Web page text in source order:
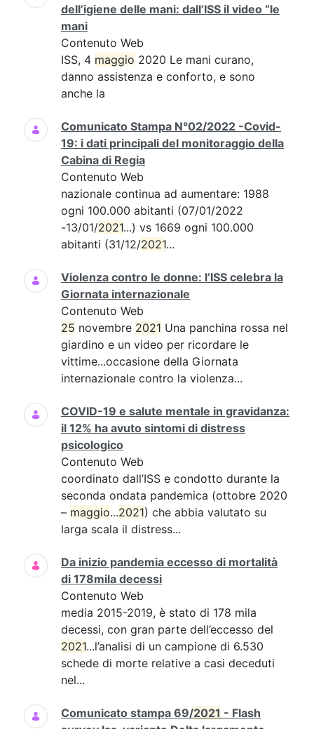
dell’igiene delle mani: dall’ISS il video “le
mani
Contenuto Web
ISS, 4 maggio 2020 Le mani curano,
danno assistenza e conforto, e sono
anche la
Comunicato Stampa N°02/2022 -Covid-
19: i dati principali del monitoraggio della
Cabina di Regia
Contenuto Web
nazionale continua ad aumentare: 1988
ogni 100.000 abitanti (07/01/2022
-13/01/2021...) vs 1669 ogni 100.000
abitanti (31/12/2021...
Violenza contro le donne: l’ISS celebra la
Giornata internazionale
Contenuto Web
25 novembre 2021 Una panchina rossa nel
giardino e un video per ricordare le
vittime...occasione della Giornata
internazionale contro la violenza...
COVID-19 e salute mentale in gravidanza:
il 12% ha avuto sintomi di distress
psicologico
Contenuto Web
coordinato dall’ISS e condotto durante la
seconda ondata pandemica (ottobre 2020
– maggio...2021) che abbia valutato su
larga scala il distress...
Da inizio pandemia eccesso di mortalità
di 178mila decessi
Contenuto Web
media 2015-2019, è stato di 178 mila
decessi, con gran parte dell’eccesso del
2021...l’analisi di un campione di 6.530
schede di morte relative a casi deceduti
nel...
Comunicato stampa 69/2021 - Flash